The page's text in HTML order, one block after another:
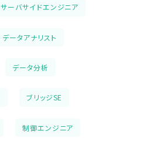
サーバサイドエンジニア
データアナリスト
データ分析
ブリッジSE
制御エンジニア